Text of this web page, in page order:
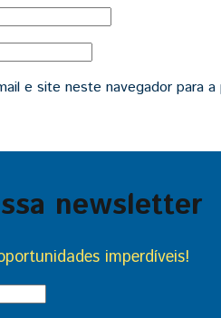
e site neste navegador para
newsletter
imperdíveis!